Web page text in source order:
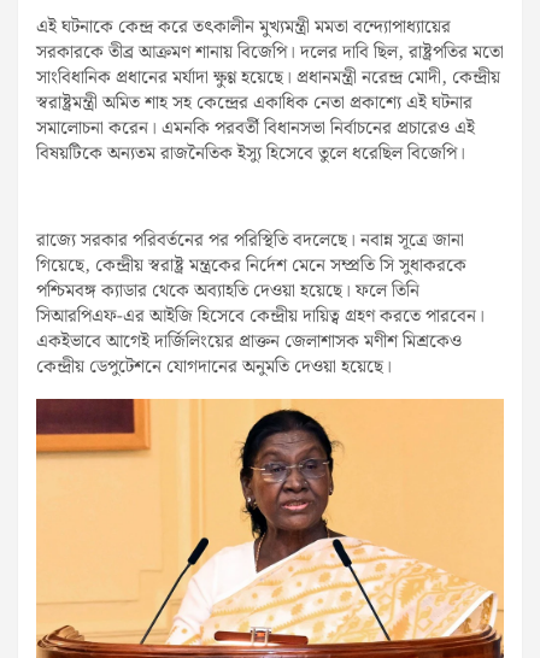
এই ঘটনাকে কেন্দ্র করে তৎকালীন মুখ্যমন্ত্রী মমতা বন্দ্যোপাধ্যায়ের
সরকারকে তীব্র আক্রমণ শানায় বিজেপি। দলের দাবি ছিল, রাষ্ট্রপতির মতো
সাংবিধানিক প্রধানের মর্যাদা ক্ষুণ্ণ হয়েছে। প্রধানমন্ত্রী নরেন্দ্র মোদী, কেন্দ্রীয়
স্বরাষ্ট্রমন্ত্রী অমিত শাহ সহ কেন্দ্রের একাধিক নেতা প্রকাশ্যে এই ঘটনার
সমালোচনা করেন। এমনকি পরবর্তী বিধানসভা নির্বাচনের প্রচারেও এই
বিষয়টিকে অন্যতম রাজনৈতিক ইস্যু হিসেবে তুলে ধরেছিল বিজেপি।
রাজ্যে সরকার পরিবর্তনের পর পরিস্থিতি বদলেছে। নবান্ন সূত্রে জানা
গিয়েছে, কেন্দ্রীয় স্বরাষ্ট্র মন্ত্রকের নির্দেশ মেনে সম্প্রতি সি সুধাকরকে
পশ্চিমবঙ্গ ক্যাডার থেকে অব্যাহতি দেওয়া হয়েছে। ফলে তিনি
সিআরপিএফ-এর আইজি হিসেবে কেন্দ্রীয় দায়িত্ব গ্রহণ করতে পারবেন।
একইভাবে আগেই দার্জিলিংয়ের প্রাক্তন জেলাশাসক মণীশ মিশ্রকেও
কেন্দ্রীয় ডেপুটেশনে যোগদানের অনুমতি দেওয়া হয়েছে।